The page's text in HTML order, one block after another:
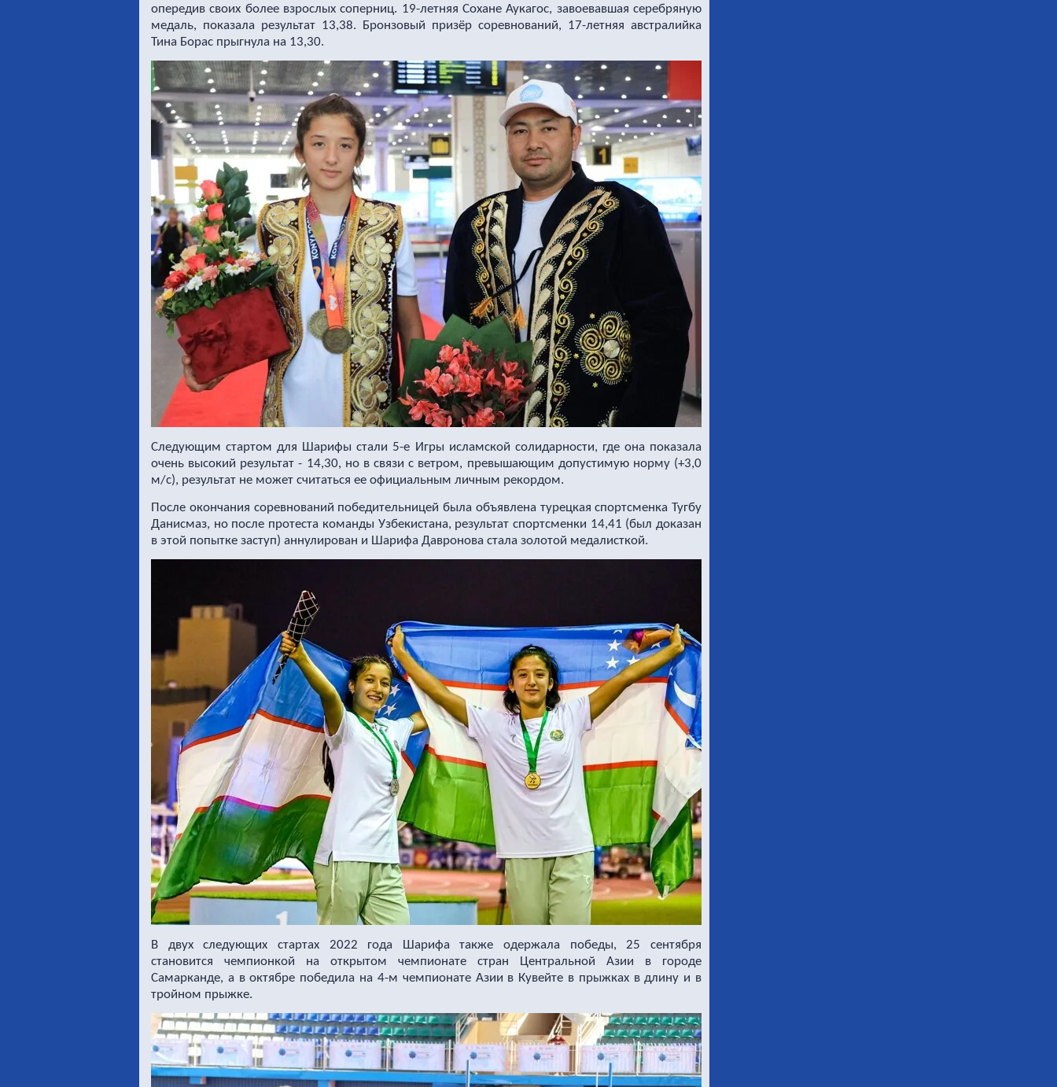
опередив своих более взрослых соперниц. 19-летняя Сохане Аукагос, завоевавшая серебряную
медаль, показала результат 13,38. Бронзовый призёр соревнований, 17-летняя австралийка
Тина Борас прыгнула на 13,30.
Следующим стартом для Шарифы стали 5-е Игры исламской солидарности, где она показала
очень высокий результат - 14,30, но в связи с ветром, превышающим допустимую норму (+3,0
м/с), результат не может считаться ее официальным личным рекордом.
После окончания соревнований победительницей была объявлена турецкая спортсменка Тугбу
Данисмаз, но после протеста команды Узбекистана, результат спортсменки 14,41 (был доказан
в этой попытке заступ) аннулирован и Шарифа Давронова стала золотой медалисткой.
В двух следующих стартах 2022 года Шарифа также одержала победы, 25 сентября
становится чемпионкой на открытом чемпионате стран Центральной Азии в городе
Самарканде, а в октябре победила на 4-м чемпионате Азии в Кувейте в прыжках в длину и в
тройном прыжке.